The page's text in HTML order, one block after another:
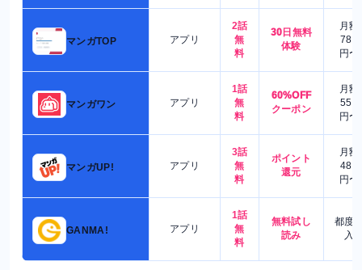
マンガTOP アプリ
2話
無
料
30日無料
体験
月額
780
円〜
マンガワン アプリ
1話
無
料
60%OFF
クーポン
月額
550
円〜
マンガUP! アプリ
3話
無
料
ポイント
還元
月額
480
円〜
GANMA! アプリ
1話
無
料
無料試し
読み
都度
入